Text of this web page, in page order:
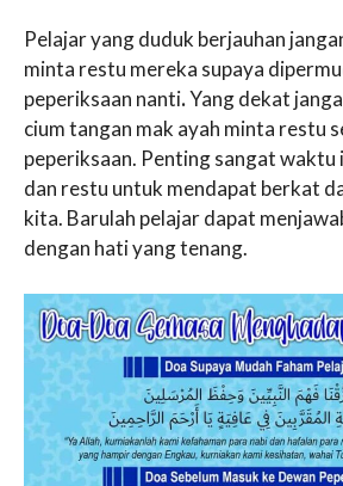
Pelajar yang duduk berjauhan
minta restu mereka supaya
peperiksaan nanti.Yang dekat
cium tangan mak ayah minta restu
peperiksaan. Penting sangat waktu
dan restu untuk mendapat berkat
kita. Barulah pelajar dapat
dengan hati yang tenang.